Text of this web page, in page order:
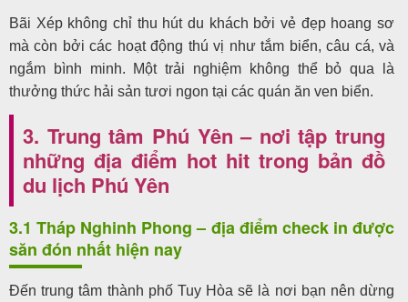
Bãi Xép không chỉ thu hút du khách bởi vẻ đẹp hoang sơ
mà còn bởi các hoạt động thú vị như tắm biển, câu cá, và
ngắm bình minh. Một trải nghiệm không thể bỏ qua là
thưởng thức hải sản tươi ngon tại các quán ăn ven biển.
3. Trung tâm Phú Yên – nơi tập trung
những địa điểm hot hit trong bản đồ
du lịch Phú Yên
3.1 Tháp Nghinh Phong – địa điểm check in được
săn đón nhất hiện nay
Đến trung tâm thành phố Tuy Hòa sẽ là nơi bạn nên dừng